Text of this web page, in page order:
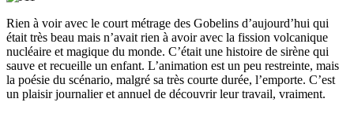
Rien à voir avec le court métrage des Gobelins d’aujourd’hui qui
était très beau mais n’avait rien à avoir avec la fission volcanique
nucléaire et magique du monde. C’était une histoire de sirène qui
sauve et recueille un enfant. L’animation est un peu restreinte, mais
la poésie du scénario, malgré sa très courte durée, l’emporte. C’est
un plaisir journalier et annuel de découvrir leur travail, vraiment.